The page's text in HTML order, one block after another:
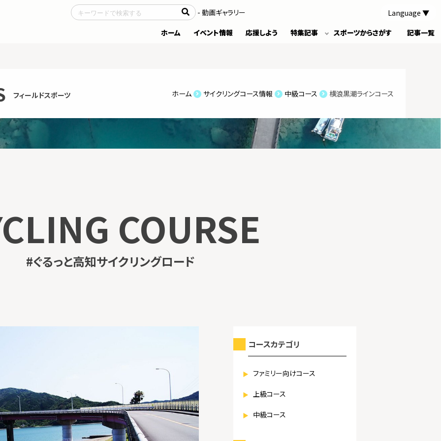
- サイトについて - 動画ギャラリー Language
ホーム イベント情報 応援しよう 特集記事 スポーツからさがす 記事一覧
フィールドスポーツ ホーム サイクリングコース情報 中級コース 横浪黒潮ラインコース
COURSE
#ぐるっと高知サイクリングロード
コースカテゴリ
ファミリー向けコース
上級コース
中級コース